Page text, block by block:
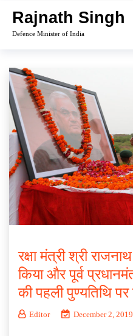
content
Rajnath Singh
Defence Minister of India
रक्षा मंत्री श्री
किया और पूर्व
की पहली पुण्‍यतिथि पर
Editor December 2, 2019